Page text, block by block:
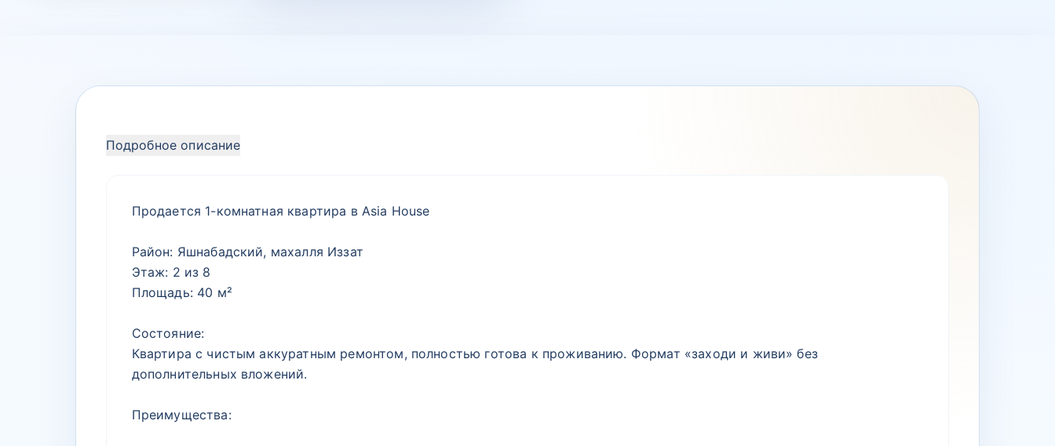
Подробное описание
Продается 1-комнатная квартира в Asia House
Район: Яшнабадский, махалля Иззат
Этаж: 2 из 8
Площадь: 40 м²
Состояние:
Квартира с чистым аккуратным ремонтом, полностью готова к проживанию. Формат «заходи и живи» без
дополнительных вложений.
Преимущества: